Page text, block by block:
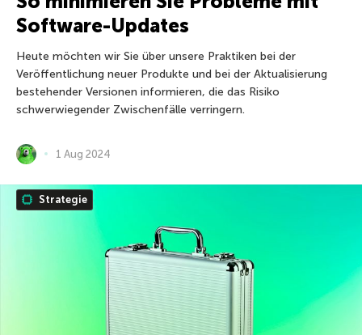
Software-Updates
Heute möchten wir Sie über unsere Praktiken bei der
Veröffentlichung neuer Produkte und bei der Aktualisierung
bestehender Versionen informieren, die das Risiko
schwerwiegender Zwischenfälle verringern.
1 Aug 2024
Strategie